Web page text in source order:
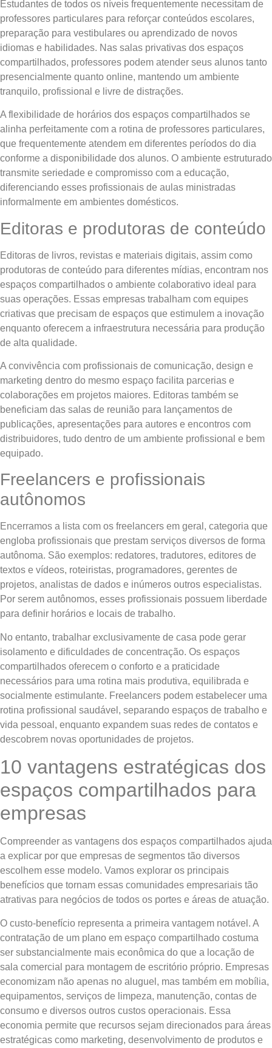
Estudantes de todos os níveis frequentemente necessitam de
professores particulares para reforçar conteúdos escolares,
preparação para vestibulares ou aprendizado de novos
idiomas e habilidades. Nas salas privativas dos espaços
compartilhados, professores podem atender seus alunos tanto
presencialmente quanto online, mantendo um ambiente
tranquilo, profissional e livre de distrações.
A flexibilidade de horários dos espaços compartilhados se
alinha perfeitamente com a rotina de professores particulares,
que frequentemente atendem em diferentes períodos do dia
conforme a disponibilidade dos alunos. O ambiente estruturado
transmite seriedade e compromisso com a educação,
diferenciando esses profissionais de aulas ministradas
informalmente em ambientes domésticos.
Editoras e produtoras de conteúdo
Editoras de livros, revistas e materiais digitais, assim como
produtoras de conteúdo para diferentes mídias, encontram nos
espaços compartilhados o ambiente colaborativo ideal para
suas operações. Essas empresas trabalham com equipes
criativas que precisam de espaços que estimulem a inovação
enquanto oferecem a infraestrutura necessária para produção
de alta qualidade.
A convivência com profissionais de comunicação, design e
marketing dentro do mesmo espaço facilita parcerias e
colaborações em projetos maiores. Editoras também se
beneficiam das salas de reunião para lançamentos de
publicações, apresentações para autores e encontros com
distribuidores, tudo dentro de um ambiente profissional e bem
equipado.
Freelancers e profissionais
autônomos
Encerramos a lista com os freelancers em geral, categoria que
engloba profissionais que prestam serviços diversos de forma
autônoma. São exemplos: redatores, tradutores, editores de
textos e vídeos, roteiristas, programadores, gerentes de
projetos, analistas de dados e inúmeros outros especialistas.
Por serem autônomos, esses profissionais possuem liberdade
para definir horários e locais de trabalho.
No entanto, trabalhar exclusivamente de casa pode gerar
isolamento e dificuldades de concentração. Os espaços
compartilhados oferecem o conforto e a praticidade
necessários para uma rotina mais produtiva, equilibrada e
socialmente estimulante. Freelancers podem estabelecer uma
rotina profissional saudável, separando espaços de trabalho e
vida pessoal, enquanto expandem suas redes de contatos e
descobrem novas oportunidades de projetos.
10 vantagens estratégicas dos
espaços compartilhados para
empresas
Compreender as vantagens dos espaços compartilhados ajuda
a explicar por que empresas de segmentos tão diversos
escolhem esse modelo. Vamos explorar os principais
benefícios que tornam essas comunidades empresariais tão
atrativas para negócios de todos os portes e áreas de atuação.
O custo-benefício representa a primeira vantagem notável. A
contratação de um plano em espaço compartilhado costuma
ser substancialmente mais econômica do que a locação de
sala comercial para montagem de escritório próprio. Empresas
economizam não apenas no aluguel, mas também em mobília,
equipamentos, serviços de limpeza, manutenção, contas de
consumo e diversos outros custos operacionais. Essa
economia permite que recursos sejam direcionados para áreas
estratégicas como marketing, desenvolvimento de produtos e